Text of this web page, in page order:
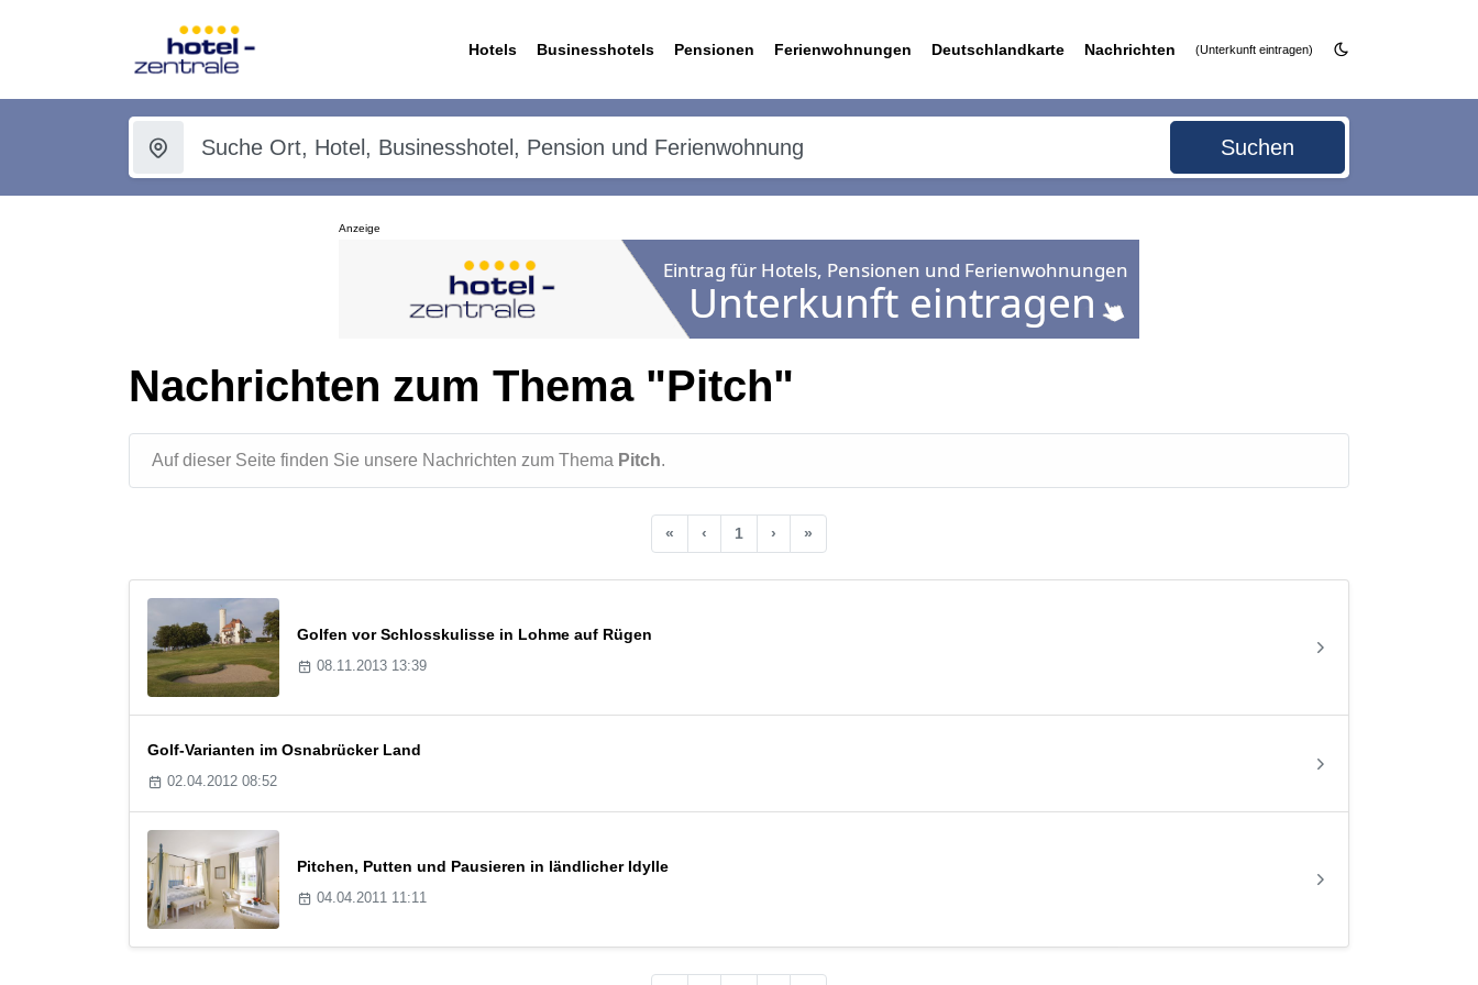
Hotels Businesshotels Pensionen Ferienwohnungen Deutschlandkarte Nachrichten (Unterkunft eintragen)
Suchen
Anzeige
Nachrichten zum Thema "Pitch"
Auf dieser Seite finden Sie unsere Nachrichten zum Thema Pitch.
« ‹ 1 › »
Golfen vor Schlosskulisse in Lohme auf Rügen
08.11.2013 13:39
Golf-Varianten im Osnabrücker Land
02.04.2012 08:52
Pitchen, Putten und Pausieren in ländlicher Idylle
04.04.2011 11:11